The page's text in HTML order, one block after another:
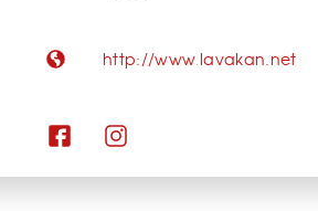
http://www.lavakan.net